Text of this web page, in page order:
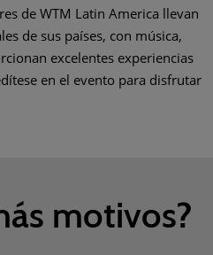
de WTM Latin America llevan
de sus países, con música,
excelentes experiencias
en el evento para disfrutar
motivos?